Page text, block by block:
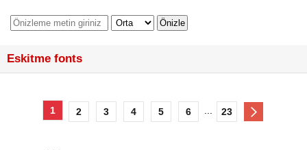
Eskitme fonts
1 2 3 4 5 6 23